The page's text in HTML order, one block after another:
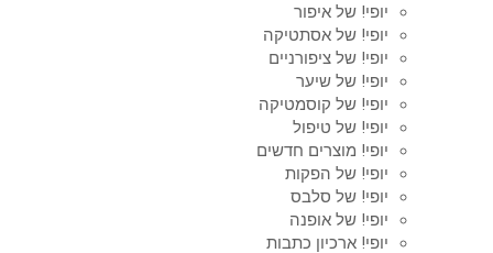
יופי! של איפור
יופי! של אסתטיקה
יופי! של ציפורניים
יופי! של שיער
יופי! של קוסמטיקה
יופי! של טיפול
יופי! מוצרים חדשים
יופי! של הפקות
יופי! של סלבס
יופי! של אופנה
יופי! ארכיון כתבות